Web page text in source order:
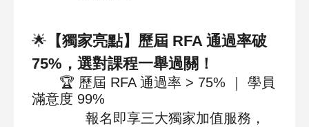
🌟 【獨家亮點】歷屆 RFA 通過率破
75%，選對課程一舉過關！
🏆 歷屆 RFA 通過率 > 75% ｜ 學員
滿意度 99%
報名即享三大獨家加值服務，